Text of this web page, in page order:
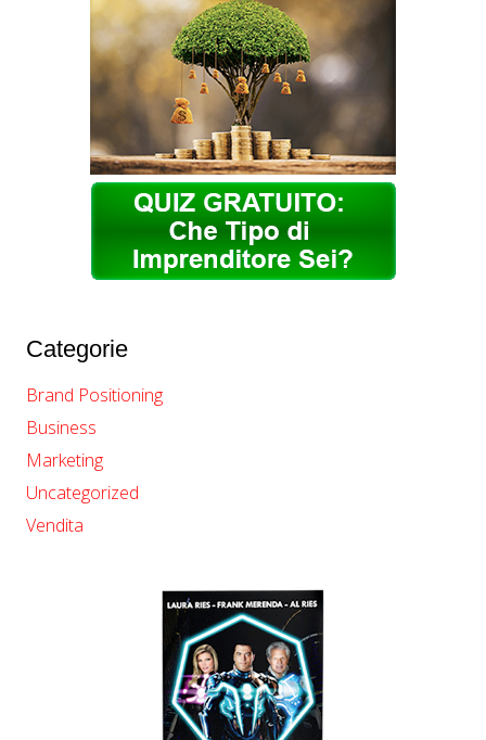
Categorie
Brand Positioning
Business
Marketing
Uncategorized
Vendita